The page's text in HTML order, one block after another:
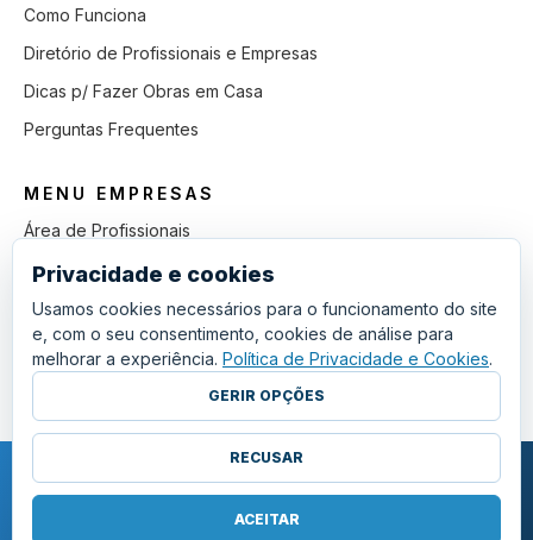
Como Funciona
Diretório de Profissionais e Empresas
Dicas p/ Fazer Obras em Casa
Perguntas Frequentes
MENU EMPRESAS
Área de Profissionais
Como Funciona
Lista de Pedidos em Aberto
Como Ganhar mais Obras
Perguntas Frequentes
COPYRIGHT © 2011 - 2026 SGSI. TODOS OS DIREITOS RESERVADOS.
POLÍTICA DE PRIVACIDADE E COOKIES
Privacidade e cookies
Usamos cookies necessários para o funcionamento do site
e, com o seu consentimento, cookies de análise para
melhorar a experiência. Política de Privacidade e Cookies.
GERIR OPÇÕES
RECUSAR
ACEITAR